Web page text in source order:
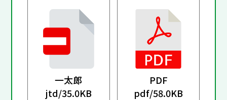
一太郎
jtd/35.0KB
PDF
pdf/58.0KB